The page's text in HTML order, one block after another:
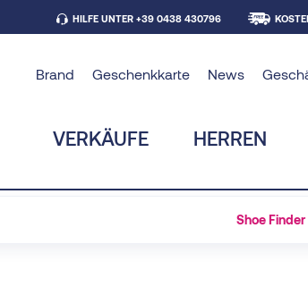
HILFE UNTER +39 0438 430796
Brand Geschenkkarte News
VERKÄUFE HERREN
Shoe Finder